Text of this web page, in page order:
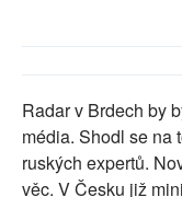
Radar v Brdech by
média. Shodl se na
ruských expertů.
věc. V Česku již